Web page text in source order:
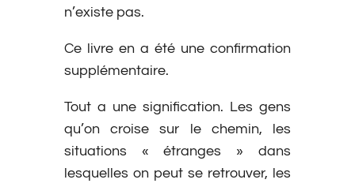
n’existe pas.
Ce livre en a été une confirmation
supplémentaire.
Tout a une signification. Les gens
qu’on croise sur le chemin, les
situations « étranges » dans
lesquelles on peut se retrouver, les